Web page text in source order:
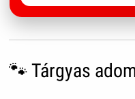
🐾 Tárgyas